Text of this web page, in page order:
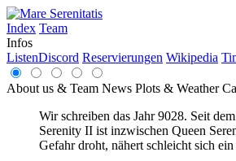
Index Team
Infos
ListenDiscord Reservierungen Wikipedia
About us & Team News Plots & Weather
Wir schreiben das Jahr 9028. Seit
Serenity II ist inzwischen Queen
Gefahr droht, nähert schleicht sich